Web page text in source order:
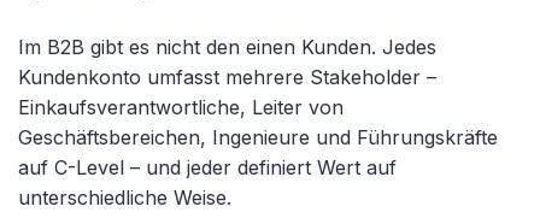
Im B2B gibt es nicht den einen Kunden. Jedes
Kundenkonto umfasst mehrere Stakeholder –
Einkaufsverantwortliche, Leiter von
Geschäftsbereichen, Ingenieure und Führungskräfte
auf C-Level – und jeder definiert Wert auf
unterschiedliche Weise.